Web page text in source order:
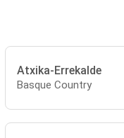
Atxika-Errekalde
Basque Country